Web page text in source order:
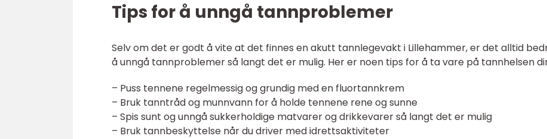
Tips for å unngå tannproblemer
Selv om det er godt å vite at det finnes en akutt tannlegevakt i Lillehammer, er det alltid
å unngå tannproblemer så langt det er mulig. Her er noen tips for å ta vare på tannhelsen
– Puss tennene regelmessig og grundig med en fluortannkrem
– Bruk tanntråd og munnvann for å holde tennene rene og sunne
– Spis sunt og unngå sukkerholdige matvarer og drikkevarer så langt det er mulig
– Bruk tannbeskyttelse når du driver med idrettsaktiviteter